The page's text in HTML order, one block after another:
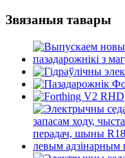
Звязаныя тавары